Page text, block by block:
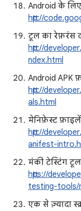
Android के
http://
टूल का रेफ़रंस
http://
ndex.html
Android APK
http://
als.html
मेनिफ़ेस्ट
http://
anifest-
मंकी टेस्टिंग
https://
testing-tools/
एक से ज़्यादा